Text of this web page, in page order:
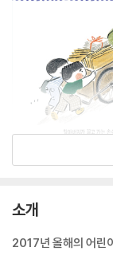
소개
2017년 올해의 어린